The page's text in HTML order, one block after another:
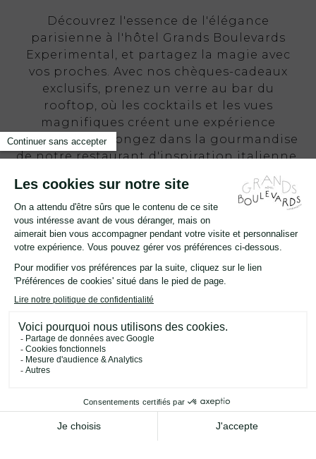
Découvrez l'essence de l'élégance
parisienne à l'hôtel Grands Boulevards
Experimental, et partagez la magie avec
vos proches. Avec nos chèques-cadeaux
exclusifs, prenez un verre au bar du
rooftop, où les cocktails et les vues
magnifiques créent une expérience
inoubliable. Plongez dans la gourmandise
de notre restaurant d'inspiration italienne,
laissez-vous tenter par notre brunch du
dimanche ou offrez-vous une nuit de rêve
dans l'une de nos chambres douillettes
inspirées de Marie-Antoinette.